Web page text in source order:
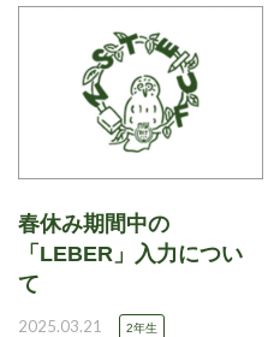
春休み期間中の
「LEBER」入力につい
て
2025.03.21 2年生